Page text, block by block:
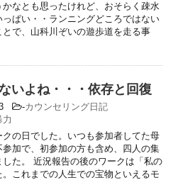
かなとも思ったけれど、おそらく疎水
っぱい・・ランニングどころではない
とで、山科川ぞいの遊歩道を走る事
いよね・・・依存と回復
-カウンセリング日記
力
クの日でした。いつも参加者してた母
参加で、初参加の方も含め、四人の集
した。 近況報告の後のワークは「私の
これまでの人生での宝物といえるモ